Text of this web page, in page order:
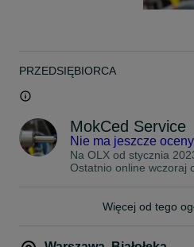
W komplecie otrzymujesz:
- wydruk z testów na stole
- pisemną kartę gwarancyjną,
Oferowany wtryskiwacz jest w
bezproblemowe działanie.
to często ma miejsce w
PRZEDSIĘBIORCA
MokCed Service
Nie ma jeszcze oceny
Na OLX od stycznia
Ostatnio online wczoraj
Więcej od tego